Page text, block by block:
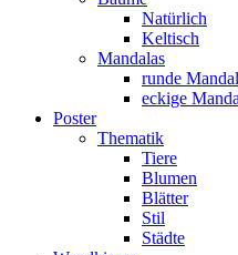
Natürlich
Keltisch
Mandalas
runde
eckige
Poster
Thematik
Tiere
Blumen
Blätter
Stil
Städte